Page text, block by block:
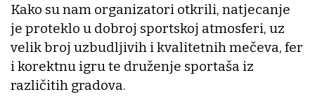
Kako su nam organizatori otkrili, natjecanje
je proteklo u dobroj sportskoj atmosferi, uz
velik broj uzbudljivih i kvalitetnih mečeva, fer
i korektnu igru te druženje sportaša iz
različitih gradova.